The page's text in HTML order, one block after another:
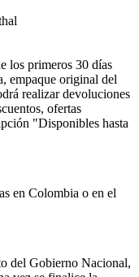
los primeros 30 días
empaque original del
realizar devoluciones
ofertas
"Disponibles hasta
en Colombia o en el
del Gobierno Nacional,